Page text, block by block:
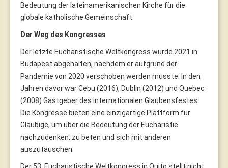
Bedeutung der lateinamerikanischen Kirche für die
globale katholische Gemeinschaft.
Der Weg des Kongresses
Der letzte Eucharistische Weltkongress wurde 2021 in
Budapest abgehalten, nachdem er aufgrund der
Pandemie von 2020 verschoben werden musste. In den
Jahren davor war Cebu (2016), Dublin (2012) und Quebec
(2008) Gastgeber des internationalen Glaubensfestes.
Die Kongresse bieten eine einzigartige Plattform für
Gläubige, um über die Bedeutung der Eucharistie
nachzudenken, zu beten und sich mit anderen
auszutauschen.
Der 53. Eucharistische Weltkongress in Quito stellt nicht